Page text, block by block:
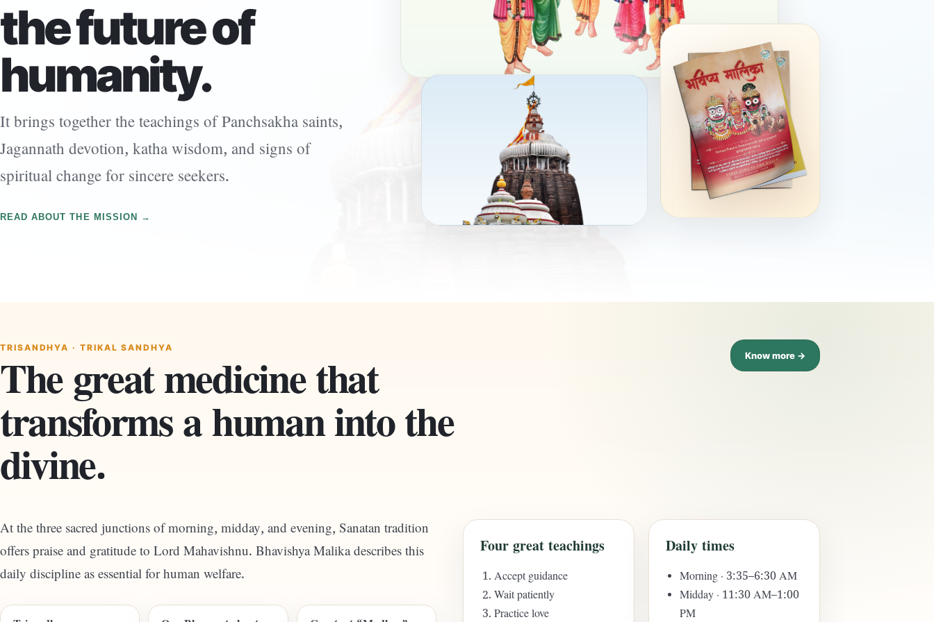
the future of
humanity.
It brings together the teachings of Panchsakha saints,
Jagannath devotion, katha wisdom, and signs of
spiritual change for sincere seekers.
READ ABOUT THE MISSION
TRISANDHYA · TRIKAL SANDHYA
The great medicine that
transforms a human into the
divine.
Know more →
At the three sacred junctions of morning, midday, and evening, Sanatan tradition
offers praise and gratitude to Lord Mahavishnu. Bhavishya Malika describes this
daily discipline as essential for human welfare.
Four great teachings
Accept guidance
Wait patiently
Practice love
Daily times
Morning · 3:35–6:30 AM
Midday · 11:30 AM–1:00
PM